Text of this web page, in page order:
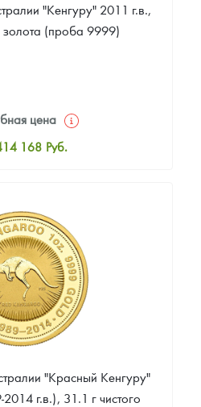
"Кенгуру" 2011 г.в.,
золота (проба 9999)
цена
168 Руб.
выкупа
460 Руб.
"Красный Кенгуру"
г.в.), 31.1 г чистого